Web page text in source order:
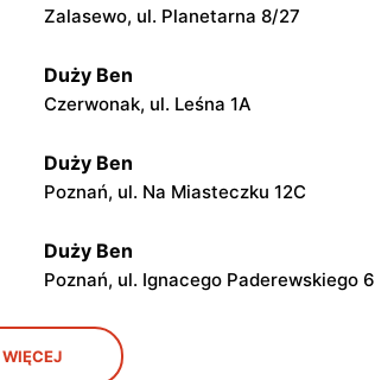
Zalasewo, ul. Planetarna 8/27
Duży Ben
Czerwonak, ul. Leśna 1A
Duży Ben
Poznań, ul. Na Miasteczku 12C
Duży Ben
Poznań, ul. Ignacego Paderewskiego 6
Duży Ben
Poznań, ul. Rogera Sławskiego 19
WIĘCEJ